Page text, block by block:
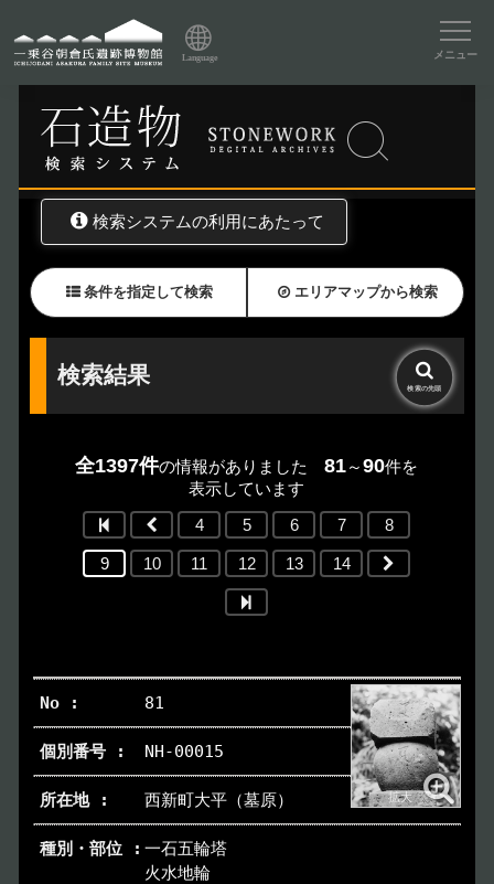
メニュー
Language
資料データベーストップ
石造物検索
検索システムの利用にあたって
条件を指定して検索 エリアマップから検索
検索の先頭
検索結果
全1397件の情報がありました81～90件を
表示しています
4
5 6 7 8
9 10 11 12 13 14
81
NH-00015
西新町大平（墓原）
一石五輪塔
火水地輪